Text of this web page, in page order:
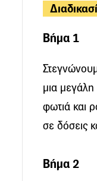
Βήμα 1
μια
φωτιά και
σε δόσεις
Βήμα 2